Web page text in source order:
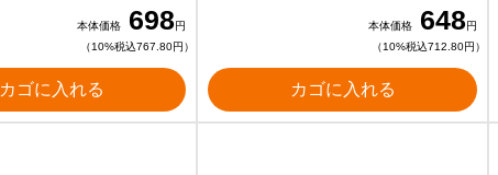
本体価格 698円
（10%税込767.80円）
カゴに入れる
本体価格 648円
（10%税込712.80円）
カゴに入れる